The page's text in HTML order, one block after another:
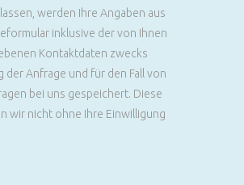
werden Ihre Angaben aus
inklusive der von Ihnen
Kontaktdaten zwecks
der Anfrage und für den Fall von
bei uns gespeichert. Diese
wir nicht ohne Ihre Einwilligung